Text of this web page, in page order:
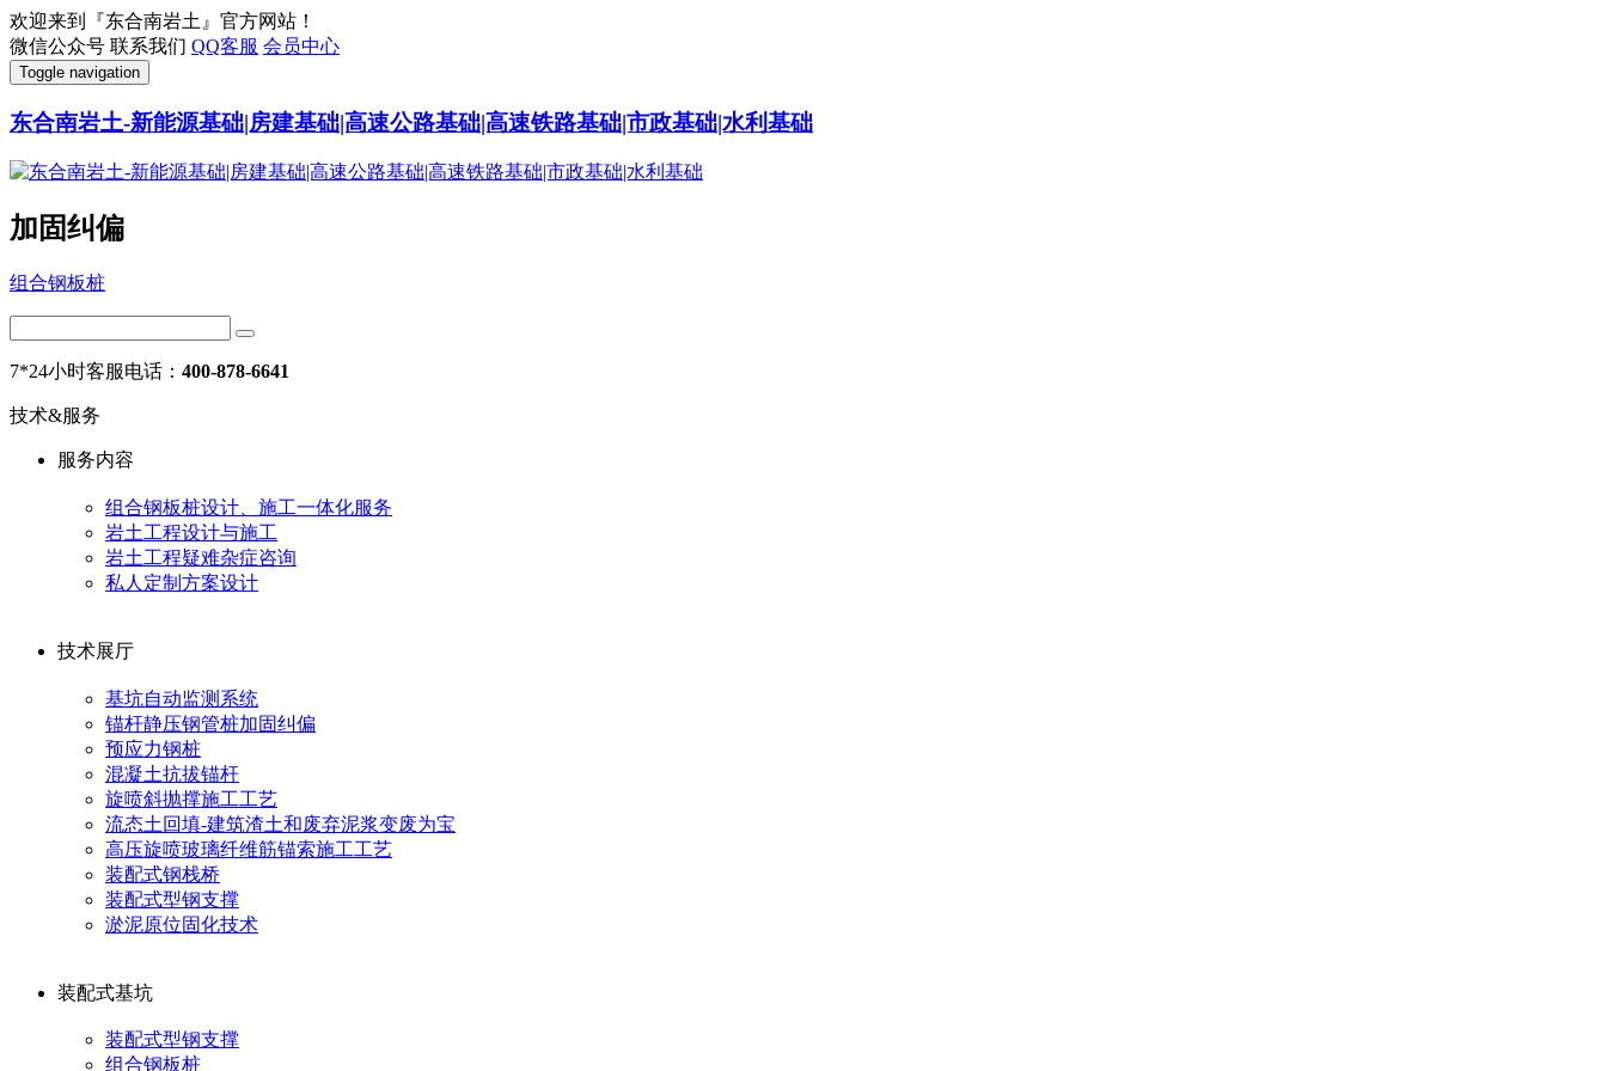
欢迎来到『东合南岩土』官方网站！
微信公众号 联系我们 QQ客服 会员中心
Toggle navigation
东合南岩土-新能源基础|房建基础|高速公路基础|高速铁路基础|市政基础|水利基础
加固纠偏
组合钢板桩
7*24小时客服电话： 400-878-6641
技术&服务
服务内容
组合钢板桩设计、施工一体化服务
岩土工程设计与施工
岩土工程疑难杂症咨询
私人定制方案设计
技术展厅
基坑自动监测系统
锚杆静压钢管桩加固纠偏
预应力钢桩
混凝土抗拔锚杆
旋喷斜抛撑施工工艺
流态土回填-建筑渣土和废弃泥浆变废为宝
高压旋喷玻璃纤维筋锚索施工工艺
装配式钢栈桥
装配式型钢支撑
淤泥原位固化技术
装配式基坑
装配式型钢支撑
组合钢板桩